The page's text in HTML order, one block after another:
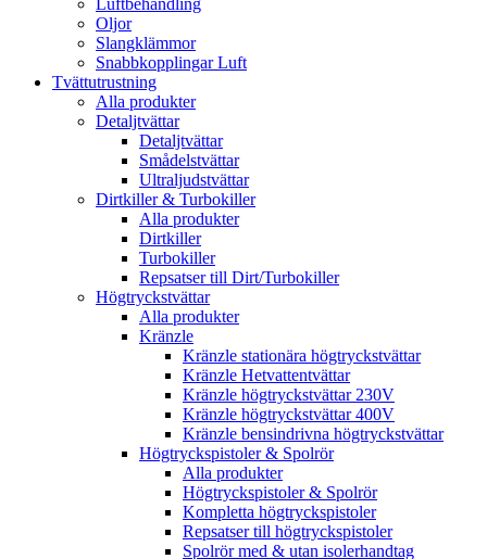
Luftbehandling
Oljor
Slangklämmor
Snabbkopplingar Luft
Tvättutrustning
Alla produkter
Detaljtvättar
Detaljtvättar
Smådelstvättar
Ultraljudstvättar
Dirtkiller & Turbokiller
Alla produkter
Dirtkiller
Turbokiller
Repsatser till Dirt/Turbokiller
Högtryckstvättar
Alla produkter
Kränzle
Kränzle stationära högtryckstvättar
Kränzle Hetvattentvättar
Kränzle högtryckstvättar 230V
Kränzle högtryckstvättar 400V
Kränzle bensindrivna högtryckstvättar
Högtryckspistoler & Spolrör
Alla produkter
Högtryckspistoler & Spolrör
Kompletta högtryckspistoler
Repsatser till högtryckspistoler
Spolrör med & utan isolerhandtag